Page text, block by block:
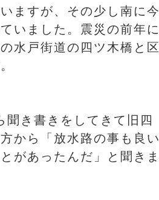
ますが、その少し南に今
いました。震災の前年に
水戸街道の四ツ木橋と区
き書きをしてきて旧四
から「放水路の事も良い
があったんだ」と聞きま